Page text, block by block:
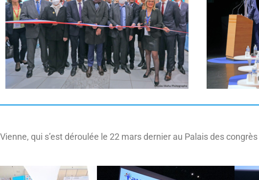
qui s’est déroulée le 22 mars dernier au Palais des